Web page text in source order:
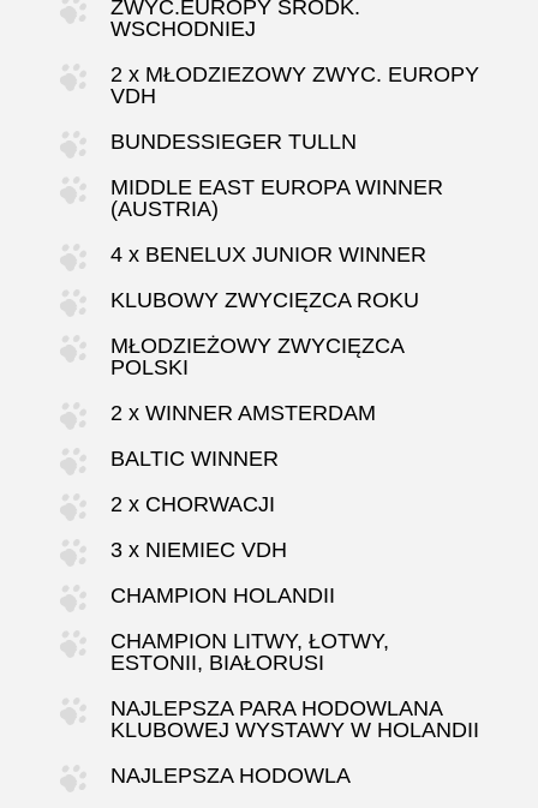
ZWYC.EUROPY ŚRODK.
WSCHODNIEJ
2 x MŁODZIEZOWY ZWYC. EUROPY
VDH
BUNDESSIEGER TULLN
MIDDLE EAST EUROPA WINNER
(AUSTRIA)
4 x BENELUX JUNIOR WINNER
KLUBOWY ZWYCIĘZCA ROKU
MŁODZIEŻOWY ZWYCIĘZCA
POLSKI
2 x WINNER AMSTERDAM
BALTIC WINNER
2 x CHORWACJI
3 x NIEMIEC VDH
CHAMPION HOLANDII
CHAMPION LITWY, ŁOTWY,
ESTONII, BIAŁORUSI
NAJLEPSZA PARA HODOWLANA
KLUBOWEJ WYSTAWY W HOLANDII
NAJLEPSZA HODOWLA